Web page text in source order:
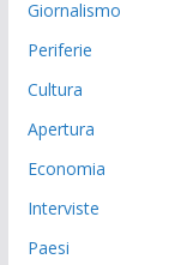
Giornalismo
Periferie
Cultura
Apertura
Economia
Interviste
Paesi